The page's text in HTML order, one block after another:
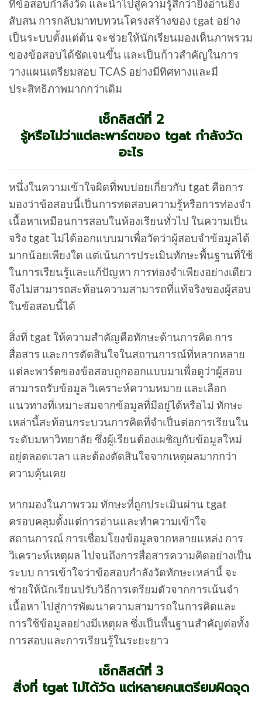
ที่ข้อสอบกำลังวัด และนำไปสู่ความรู้สึกว่ายิ่งอ่านยิ่ง
สับสน การกลับมาทบทวนโครงสร้างของ tgat อย่าง
เป็นระบบตั้งแต่ต้น จะช่วยให้นักเรียนมองเห็นภาพรวม
ของข้อสอบได้ชัดเจนขึ้น และเป็นก้าวสำคัญในการ
วางแผนเตรียมสอบ TCAS อย่างมีทิศทางและมี
ประสิทธิภาพมากกว่าเดิม
เช็กลิสต์ที่ 2
รู้หรือไม่ว่าแต่ละพาร์ตของ tgat กำลังวัด
อะไร
หนึ่งในความเข้าใจผิดที่พบบ่อยเกี่ยวกับ tgat คือการ
มองว่าข้อสอบนี้เป็นการทดสอบความรู้หรือการท่องจำ
เนื้อหาเหมือนการสอบในห้องเรียนทั่วไป ในความเป็น
จริง tgat ไม่ได้ออกแบบมาเพื่อวัดว่าผู้สอบจำข้อมูลได้
มากน้อยเพียงใด แต่เน้นการประเมินทักษะพื้นฐานที่ใช้
ในการเรียนรู้และแก้ปัญหา การท่องจำเพียงอย่างเดียว
จึงไม่สามารถสะท้อนความสามารถที่แท้จริงของผู้สอบ
ในข้อสอบนี้ได้
สิ่งที่ tgat ให้ความสำคัญคือทักษะด้านการคิด การ
สื่อสาร และการตัดสินใจในสถานการณ์ที่หลากหลาย
แต่ละพาร์ตของข้อสอบถูกออกแบบมาเพื่อดูว่าผู้สอบ
สามารถรับข้อมูล วิเคราะห์ความหมาย และเลือก
แนวทางที่เหมาะสมจากข้อมูลที่มีอยู่ได้หรือไม่ ทักษะ
เหล่านี้สะท้อนกระบวนการคิดที่จำเป็นต่อการเรียนใน
ระดับมหาวิทยาลัย ซึ่งผู้เรียนต้องเผชิญกับข้อมูลใหม่
อยู่ตลอดเวลา และต้องตัดสินใจจากเหตุผลมากกว่า
ความคุ้นเคย
หากมองในภาพรวม ทักษะที่ถูกประเมินผ่าน tgat
ครอบคลุมตั้งแต่การอ่านและทำความเข้าใจ
สถานการณ์ การเชื่อมโยงข้อมูลจากหลายแหล่ง การ
วิเคราะห์เหตุผล ไปจนถึงการสื่อสารความคิดอย่างเป็น
ระบบ การเข้าใจว่าข้อสอบกำลังวัดทักษะเหล่านี้ จะ
ช่วยให้นักเรียนปรับวิธีการเตรียมตัวจากการเน้นจำ
เนื้อหา ไปสู่การพัฒนาความสามารถในการคิดและ
การใช้ข้อมูลอย่างมีเหตุผล ซึ่งเป็นพื้นฐานสำคัญต่อทั้ง
การสอบและการเรียนรู้ในระยะยาว
เช็กลิสต์ที่ 3
สิ่งที่ tgat ไม่ได้วัด แต่หลายคนเตรียมผิดจุด